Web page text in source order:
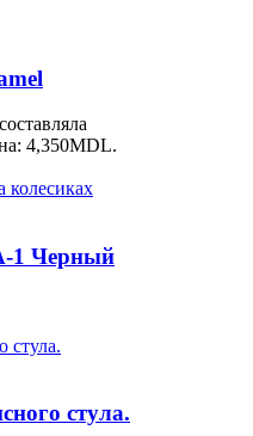
4,350MDL.
1 Черный
стула.